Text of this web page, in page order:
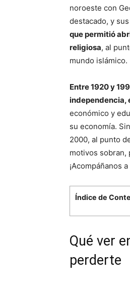
noroeste con
destacado, y
que permitió
religiosa, al
mundo islámico.
Entre 1920 y
independencia,
económico y
su economía.
2000, al punto
motivos sobran,
¡Acompáñanos
Índice de
Qué ver
perderte